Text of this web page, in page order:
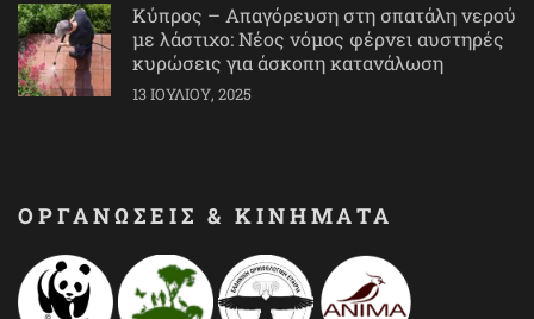
Κύπρος – Απαγόρευση στη σπατάλη νερού
με λάστιχο: Νέος νόμος φέρνει αυστηρές
κυρώσεις για άσκοπη κατανάλωση
13 ΙΟΥΛΊΟΥ, 2025
ΟΡΓΑΝΩΣΕΙΣ & ΚΙΝΗΜΑΤΑ